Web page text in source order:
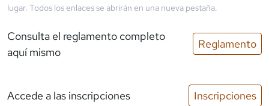
lugar. Todos los enlaces se abrirán en una nueva pestaña.
Consulta el reglamento completo
aquí mismo
Reglamento
Accede a las inscripciones Inscripciones